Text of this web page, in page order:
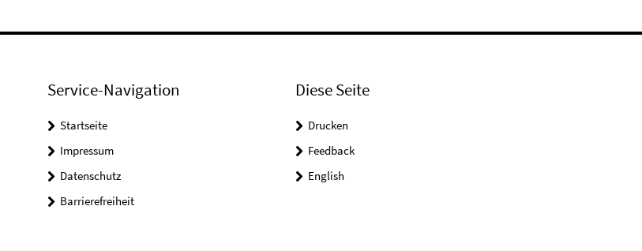
Service-Navigation
Startseite
Impressum
Datenschutz
Barrierefreiheit
Diese Seite
Drucken
Feedback
English